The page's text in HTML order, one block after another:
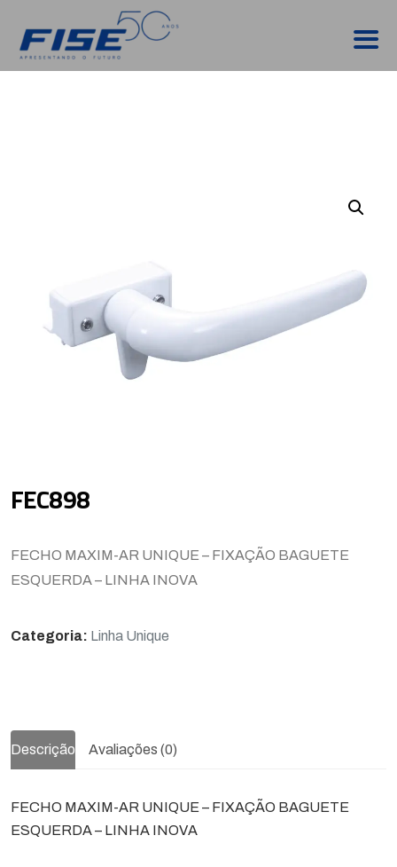
FEC898
FECHO MAXIM-AR UNIQUE – FIXAÇÃO BAGUETE
ESQUERDA – LINHA INOVA
Categoria: Linha Unique
Descrição Avaliações (0)
FECHO MAXIM-AR UNIQUE – FIXAÇÃO BAGUETE
ESQUERDA – LINHA INOVA